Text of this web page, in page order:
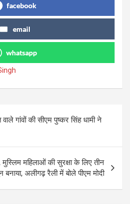
facebook
email
whatsapp
गांवों की सीएम पुष्कर सिंह धामी ने
महिलाओं की सुरक्षा के लिए तीन
अलीगढ़ रैली में बोले पीएम मोदी